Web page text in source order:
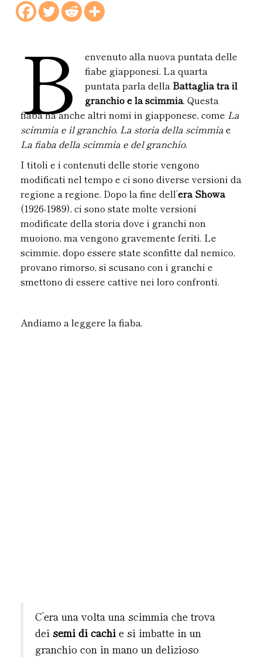
B
envenuto alla nuova puntata delle
fiabe giapponesi. La quarta
puntata parla della Battaglia tra il
granchio e la scimmia. Questa
fiaba ha anche altri nomi in giapponese, come La
scimmia e il granchio, La storia della scimmiae
La fiaba della scimmia e del granchio.
I titoli e i contenuti delle storie vengono
modificati nel tempo e ci sono diverse versioni da
regione a regione. Dopo la fine dell’era Showa
(1926-1989), ci sono state molte versioni
modificate della storia dove i granchi non
muoiono, ma vengono gravemente feriti. Le
scimmie, dopo essere state sconfitte dal nemico,
provano rimorso, si scusano con i granchi e
smettono di essere cattive nei loro confronti.
Andiamo a leggere la fiaba.
C’era una volta una scimmia che trova
dei semi di cachi e si imbatte in un
granchio con in mano un delizioso